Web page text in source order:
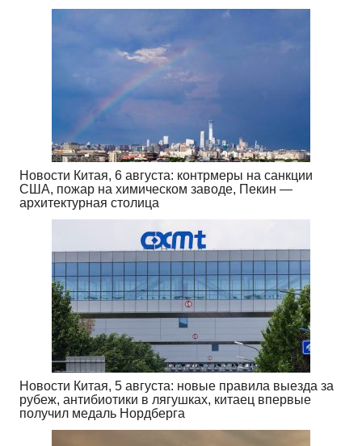
Новости Китая, 6 августа: контрмеры на санкции
США, пожар на химическом заводе, Пекин —
архитектурная столица
Новости Китая, 5 августа: новые правила выезда за
рубеж, антибиотики в лягушках, китаец впервые
получил медаль Нордберга